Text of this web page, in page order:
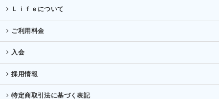
Ｌｉｆｅについて
ご利用料金
入会
採用情報
特定商取引法に基づく表記